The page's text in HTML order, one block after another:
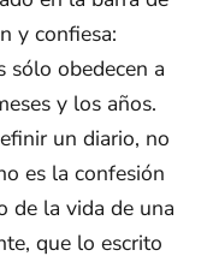
y confiesa:
sólo obedecen a
y los años.
un diario, no
es la confesión
de la vida de una
que lo escrito